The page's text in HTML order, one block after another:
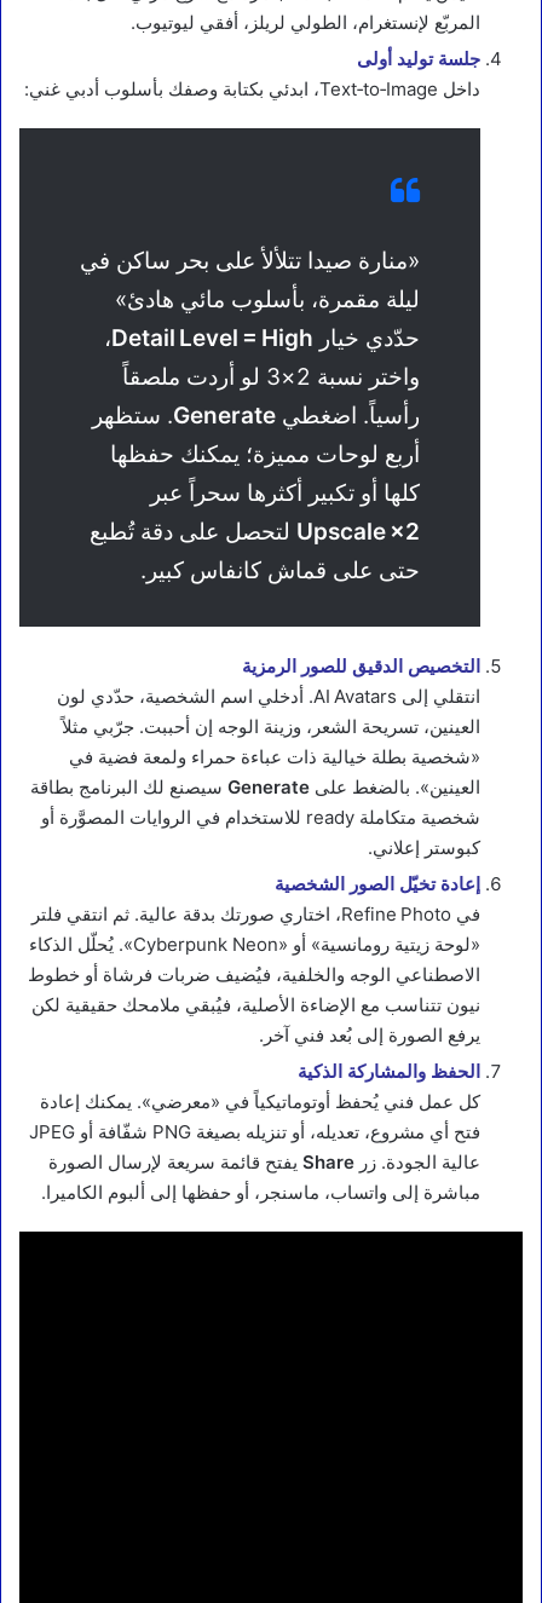
المربّع لإنستغرام، الطولي لريلز، أفقي ليوتيوب.
جلسة توليد أولى
داخل Text‑to‑Image، ابدئي بكتابة وصفك بأسلوب أدبي غني:
«منارة صيدا تتلألأ على بحر ساكن في
ليلة مقمرة، بأسلوب مائي هادئ»
حدّدي خيار Detail Level = High،
واختر نسبة 2×3 لو أردت ملصقاً
رأسياً. اضغطي Generate. ستظهر
أربع لوحات مميزة؛ يمكنك حفظها
كلها أو تكبير أكثرها سحراً عبر
Upscale ×2 لتحصل على دقة تُطبع
حتى على قماش كانفاس كبير.
التخصيص الدقيق للصور الرمزية
انتقلي إلى AI Avatars. أدخلي اسم الشخصية، حدّدي لون
العينين، تسريحة الشعر، وزينة الوجه إن أحببت. جرّبي مثلاً
«شخصية بطلة خيالية ذات عباءة حمراء ولمعة فضية في
العينين». بالضغط على Generate سيصنع لك البرنامج بطاقة
شخصية متكاملة ready للاستخدام في الروايات المصوَّرة أو
كبوستر إعلاني.
إعادة تخيّل الصور الشخصية
في Refine Photo، اختاري صورتك بدقة عالية. ثم انتقي فلتر
«لوحة زيتية رومانسية» أو «Cyberpunk Neon». يُحلّل الذكاء
الاصطناعي الوجه والخلفية، فيُضيف ضربات فرشاة أو خطوط
نيون تتناسب مع الإضاءة الأصلية، فيُبقي ملامحك حقيقية لكن
يرفع الصورة إلى بُعد فني آخر.
الحفظ والمشاركة الذكية
كل عمل فني يُحفظ أوتوماتيكياً في «معرضي». يمكنك إعادة
فتح أي مشروع، تعديله، أو تنزيله بصيغة PNG شفّافة أو JPEG
عالية الجودة. زر Share يفتح قائمة سريعة لإرسال الصورة
مباشرة إلى واتساب، ماسنجر، أو حفظها إلى ألبوم الكاميرا.